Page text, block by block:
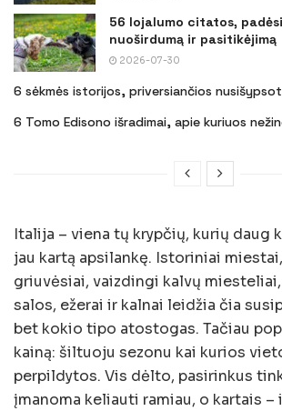
56 lojalumo citatos,
nuoširdumą ir pasitikėjimą
2026-07-30
6 sėkmės istorijos, priversiančios
6 Tomo Edisono išradimai, apie kuriuos
Italija – viena tų krypčių, kurių daug
jau kartą apsilankę. Istoriniai
griuvėsiai, vaizdingi kalvų
salos, ežerai ir kalnai leidžia čia
bet kokio tipo atostogas. Tačiau
kainą: šiltuoju sezonu kai kurios
perpildytos. Vis dėlto, pasirinkus
įmanoma keliauti ramiau, o kartais –